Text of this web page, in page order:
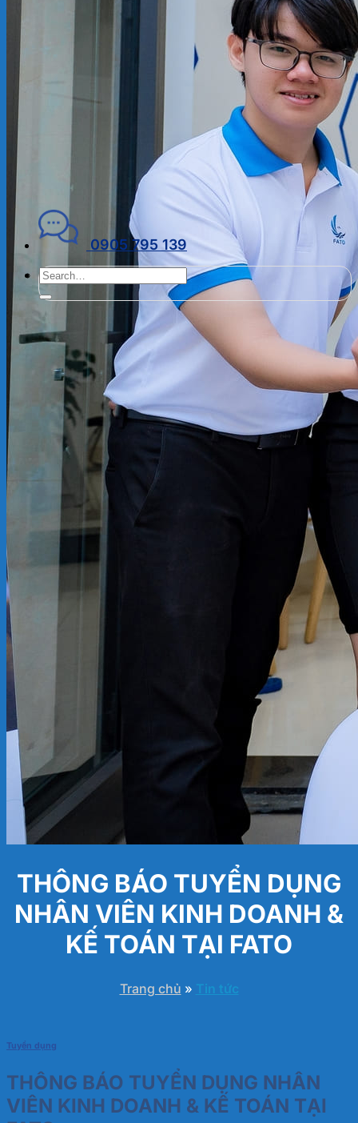
KẾ TOÁN – TÀI CHÍNH
GIỚI THIỆU
CHÍNH SÁCH BẢO MẬT
0905 795 139
THÔNG BÁO TUYỂN DỤNG
NHÂN VIÊN KINH DOANH &
KẾ TOÁN TẠI FATO
Trang chủ » Tin tức
Tuyển dụng
THÔNG BÁO TUYỂN DỤNG NHÂN
VIÊN KINH DOANH & KẾ TOÁN TẠI